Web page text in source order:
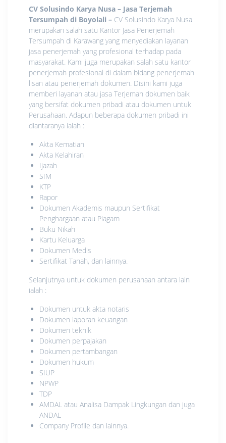
CV Solusindo Karya Nusa – Jasa Terjemah
Tersumpah di Boyolali – CV Solusindo Karya Nusa
merupakan salah satu Kantor Jasa Penerjemah
Tersumpah di Karawang yang menyediakan layanan
jasa penerjemah yang profesional terhadap pada
masyarakat. Kami juga merupakan salah satu kantor
penerjemah profesional di dalam bidang penerjemah
lisan atau penerjemah dokumen. Disini kami juga
memberi layanan atau jasa Terjemah dokumen baik
yang bersifat dokumen pribadi atau dokumen untuk
Perusahaan. Adapun beberapa dokumen pribadi ini
diantaranya ialah :
Akta Kematian
Akta Kelahiran
Ijazah
SIM
KTP
Rapor
Dokumen Akademis maupun Sertifikat
Penghargaan atau Piagam
Buku Nikah
Kartu Keluarga
Dokumen Medis
Sertifikat Tanah, dan lainnya.
Selanjutnya untuk dokumen perusahaan antara lain
ialah :
Dokumen untuk akta notaris
Dokumen laporan keuangan
Dokumen teknik
Dokumen perpajakan
Dokumen pertambangan
Dokumen hukum
SIUP
NPWP
TDP
AMDAL atau Analisa Dampak Lingkungan dan juga
ANDAL
Company Profile dan lainnya.